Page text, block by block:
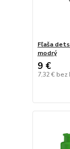
Fľaša
modrý
9 €
7,32 € bez